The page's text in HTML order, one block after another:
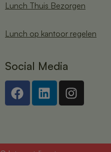
Lunch Thuis Bezorgen
Lunch op kantoor regelen
Social Media